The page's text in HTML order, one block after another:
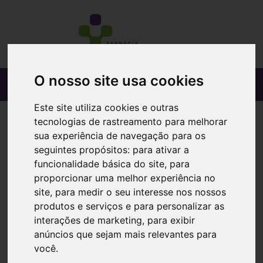
O nosso site usa cookies
Este site utiliza cookies e outras
tecnologias de rastreamento para melhorar
sua experiência de navegação para os
seguintes propósitos: para ativar a
funcionalidade básica do site, para
proporcionar uma melhor experiência no
site, para medir o seu interesse nos nossos
produtos e serviços e para personalizar as
interações de marketing, para exibir
anúncios que sejam mais relevantes para
você.